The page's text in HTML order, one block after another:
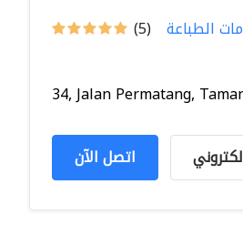
(5) الطباعة
34, Jalan Permatang,
اتصل الآن